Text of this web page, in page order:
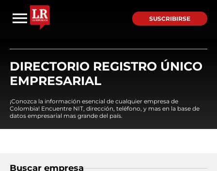
SUSCRIBIRSE
DIRECTORIO REGISTRO ÚNICO
EMPRESARIAL
¡Conozca la información esencial de cualquier empresa de
Colombia! Encuentre NIT, dirección, teléfono, y mas en la base de
datos empresarial mas grande del país.
Buscar empresa